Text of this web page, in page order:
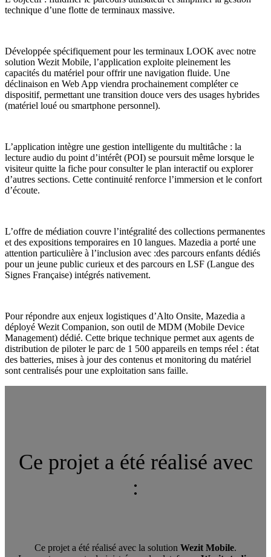
technique d’une flotte de terminaux massive.
Développée spécifiquement pour les terminaux LOOK avec notre
solution Wezit Mobile, l’application exploite pleinement les
capacités du matériel pour offrir une navigation fluide. Une
déclinaison en Web App viendra prochainement compléter ce
dispositif, permettant une transition douce vers des usages hybrides
(matériel loué ou smartphone personnel).
L’application intègre une gestion intelligente du multitâche : la
lecture audio du point d’intérêt (POI) se poursuit même lorsque le
visiteur quitte la fiche pour consulter le plan interactif ou explorer
d’autres sections. Cette continuité renforce l’immersion et le confort
d’écoute.
L’offre de médiation couvre l’intégralité des collections permanentes
et des expositions temporaires en 10 langues. Mazedia a porté une
attention particulière à l’inclusion avec :des parcours enfants dédiés
pour un jeune public curieux et des parcours en LSF (Langue des
Signes Française) intégrés nativement.
Pour répondre aux enjeux logistiques d’Alto Onsite, Mazedia a
déployé Wezit Companion, son outil de MDM (Mobile Device
Management) dédié. Cette brique technique permet aux agents de
distribution de piloter le parc de 1 500 appareils en temps réel : état
des batteries, mises à jour des contenus et monitoring du matériel
sont centralisés pour une exploitation sans faille.
Ce projet a été réalisé avec
:
Ce projet a été réalisé avec la solution Wezit Mobile.